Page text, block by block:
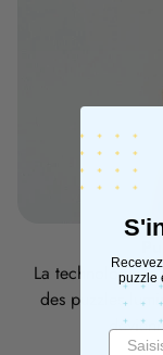
La technologie
des puzzles
Recevez
puzzle